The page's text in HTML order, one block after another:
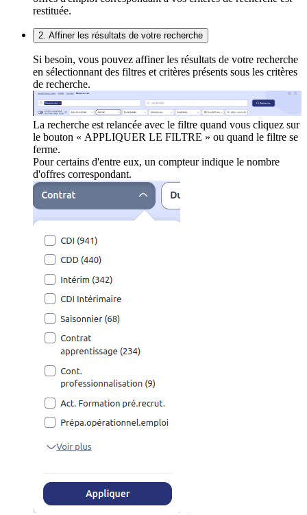
restituée.
2. Affiner les résultats de votre recherche
Si besoin, vous pouvez affiner les résultats de votre recherche
en sélectionnant des filtres et critères présents sous les critères
de recherche.
La recherche est relancée avec le filtre quand vous cliquez sur
le bouton « APPLIQUER LE FILTRE » ou quand le filtre se
ferme.
Pour certains d'entre eux, un compteur indique le nombre
d'offres correspondant.